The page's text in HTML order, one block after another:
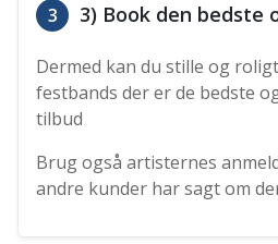
3 3) Book den bedste
Dermed kan du stille og
festbands der er de bedste
tilbud
Brug også artisternes
andre kunder har sagt om